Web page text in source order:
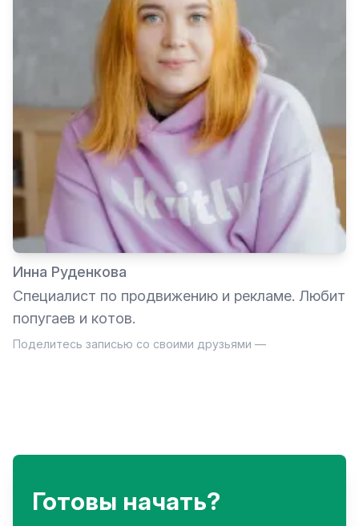
Инна Руденкова
Специалист по продвижению и рекламе. Любит
попугаев и котов.
Поделитесь записью со своими друзьями —
Готовы начать?